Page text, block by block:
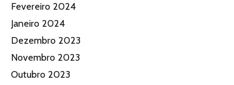
Fevereiro 2024
Janeiro 2024
Dezembro 2023
Novembro 2023
Outubro 2023